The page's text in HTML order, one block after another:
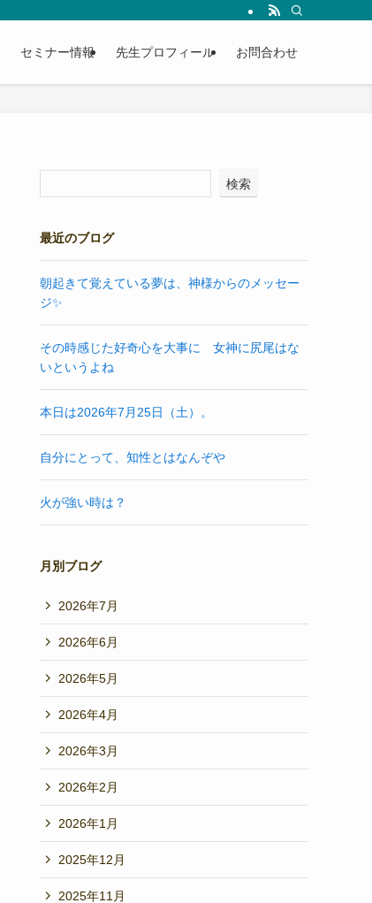
セミナー情報 先生プロフィール お問合わせ
検索
最近のブログ
朝起きて覚えている夢は、神様からのメッセー
ジ✨
その時感じた好奇心を大事に 女神に尻尾はな
いというよね
本日は2026年7月25日（土）。
自分にとって、知性とはなんぞや
火が強い時は？
月別ブログ
2026年7月
2026年6月
2026年5月
2026年4月
2026年3月
2026年2月
2026年1月
2025年12月
2025年11月